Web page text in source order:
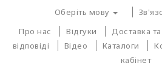
Оберіть мову
Про нас
Відгуки Доставка
відповіді
Відео Каталоги
кабінет